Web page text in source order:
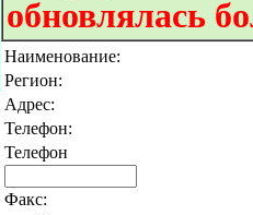
обновлялась
Наименование:
Регион:
Адрес:
Телефон:
Телефон
Факс: